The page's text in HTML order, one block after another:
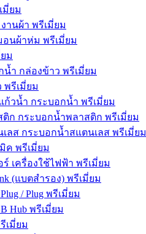
มี่ยม
านผ้า พรีเมี่ยม
นผ้าห่ม พรีเมี่ยม
ม
น้ำ กล่องข้าว พรีเมี่ยม
พรีเมี่ยม
ก้วน้ำ กระบอกน้ำ พรีเมี่ยม
ติก กระบอกน้ำพลาสติก พรีเมี่ยม
ลส กระบอกน้ำสแตนเลส พรีเมี่ยม
ค พรีเมี่ยม
เครื่องใช้ไฟฟ้า พรีเมี่ยม
(แบตสำรอง) พรีเมี่ยม
/ Plug พรีเมี่ยม
Hub พรีเมี่ยม
เมี่ยม